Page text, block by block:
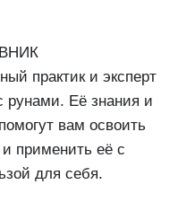
практик и эксперт
рунами. Её знания и
вам освоить
применить её с
для себя.